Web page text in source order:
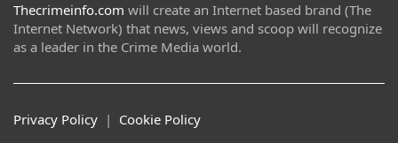
Thecrimeinfo.com will create an Internet based brand (The
Internet Network) that news, views and scoop will recognize
as a leader in the Crime Media world.
Privacy Policy | Cookie Policy